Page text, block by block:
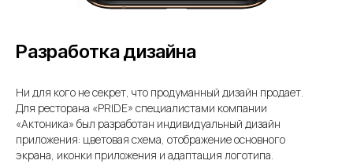
Разработка дизайна
Ни для кого не секрет, что продуманный дизайн продает.
Для ресторана «PRIDE» специалистами компании
«Актоника» был разработан индивидуальный дизайн
приложения: цветовая схема, отображение основного
экрана, иконки приложения и адаптация логотипа.